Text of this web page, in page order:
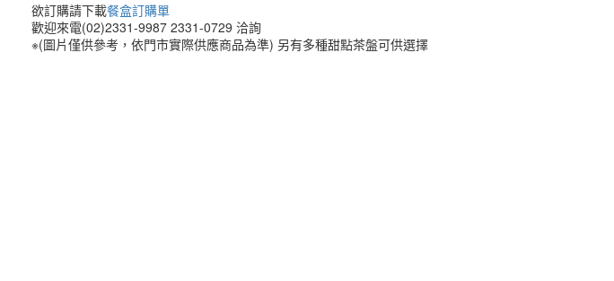
欲訂購請下載餐盒訂購單
歡迎來電(02)2331-9987 2331-0729 洽詢
※(圖片僅供參考，依門市實際供應商品為準) 另有多種甜點茶盤可供選擇